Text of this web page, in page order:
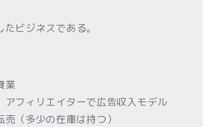
ビジネスである。
業
アフィリエイターで広告収入モデル
売（多少の在庫は持つ）